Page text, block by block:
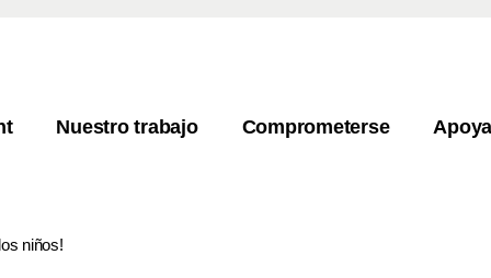
Nuestro trabajo Comprometerse
niños!